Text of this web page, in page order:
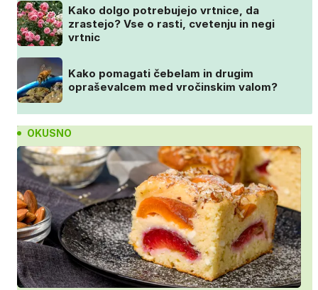
Kako dolgo potrebujejo vrtnice, da
zrastejo? Vse o rasti, cvetenju in negi
vrtnic
Kako pomagati čebelam in drugim
opraševalcem med vročinskim valom?
OKUSNO